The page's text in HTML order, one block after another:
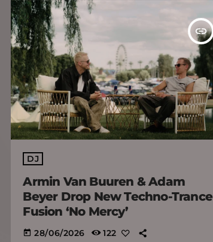
insert_link
DJ
Armin Van Buuren & Adam
Beyer Drop New Techno-Trance
Fusion ‘No Mercy’
today 28/06/2026 122